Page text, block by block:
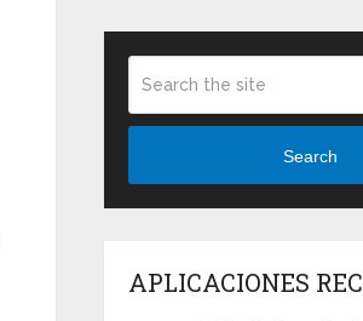
Search
APLICACIONES